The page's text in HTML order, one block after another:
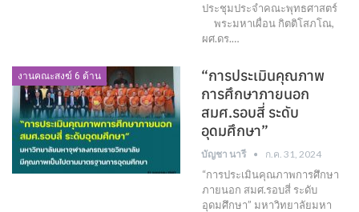
ประชุมประจำคณะพุทธศาสตร์
พระมหาเผื่อน กิตติโสภโณ,
ผศ.ดร.…
งานคณะสงฆ์ 6 ด้าน
“การประเมินคุณภาพ
การศึกษาภายนอก
สมศ.รอบสี่ ระดับ
อุดมศึกษา”
บัญชา นารี ก.ค. 31, 2024
“การประเมินคุณภาพการศึกษา
ภายนอก สมศ.รอบสี่ ระดับ
อุดมศึกษา” มหาวิทยาลัยมหา